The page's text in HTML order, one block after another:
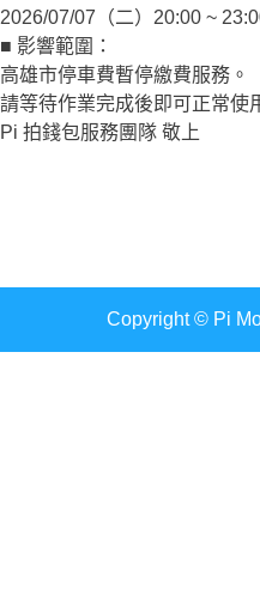
2026/07/07（二）20:00 ~
■ 影響範圍：
高雄市停車費暫停繳費服務。
請等待作業完成後即可正常使
Pi 拍錢包服務團隊 敬上
Copyright © Pi